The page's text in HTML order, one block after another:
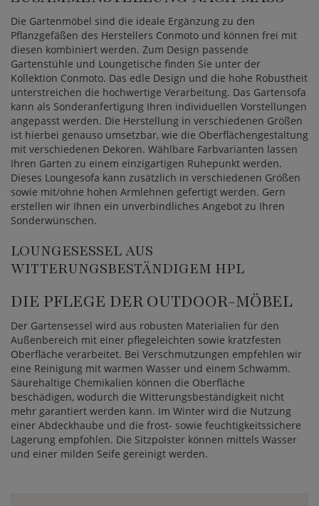
Die Gartenmöbel sind die ideale Ergänzung zu den
Pflanzgefäßen des Herstellers Conmoto und können frei mit
diesen kombiniert werden. Zum Design passende
Gartenstühle und Loungetische finden Sie unter der
Kollektion Conmoto. Das edle Design und die hohe Robustheit
unterstreichen die hochwertige Verarbeitung. Das Gartensofa
kann als Sonderanfertigung Ihren individuellen Vorstellungen
angepasst werden. Die Herstellung in verschiedenen Größen
ist hierbei genauso umsetzbar, wie die Oberflächengestaltung
mit verschiedenen Dekoren. Wählbare Farbvarianten lassen
Ihren Garten zu einem einzigartigen Ruhepunkt werden.
Dieses Loungesofa kann zusätzlich in verschiedenen Größen
sowie mit/ohne hohen Armlehnen gefertigt werden. Gern
erstellen wir Ihnen ein unverbindliches Angebot zu Ihren
Sonderwünschen.
LOUNGESESSEL AUS
WITTERUNGSBESTÄNDIGEM HPL
DIE PFLEGE DER OUTDOOR-MÖBEL
Der Gartensessel wird aus robusten Materialien für den
Außenbereich mit einer pflegeleichten sowie kratzfesten
Oberfläche verarbeitet. Bei Verschmutzungen empfehlen wir
eine Reinigung mit warmen Wasser und einem Schwamm.
Säurehaltige Chemikalien können die Oberfläche
beschädigen, wodurch die Witterungsbeständigkeit nicht
mehr garantiert werden kann. Im Winter wird die Nutzung
einer Abdeckhaube und die frost- sowie feuchtigkeitssichere
Lagerung empfohlen. Die Sitzpolster können mittels Wasser
und einer milden Seife gereinigt werden.